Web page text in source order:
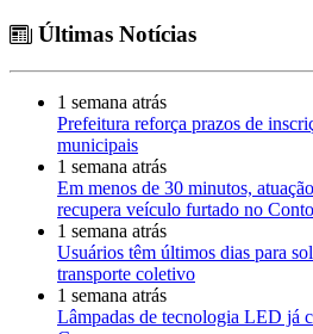
Últimas Notícias
1 semana atrás
Prefeitura reforça prazos de
municipais
1 semana atrás
Em menos de 30 minutos,
recupera veículo furtado no
1 semana atrás
Usuários têm últimos dias para
transporte coletivo
1 semana atrás
Lâmpadas de tecnologia LED já